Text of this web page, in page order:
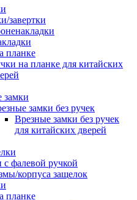
завертки
планке
на планке для китайских
замки
замки без ручек
Врезные замки без ручек
для китайских дверей
с фалевой ручкой
корпуса защелок
планке